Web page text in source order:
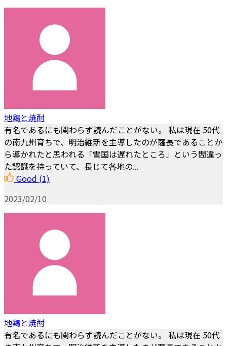
地鶏と焼酎
有名であるにも関わらず読んだことがない。 私は現在 50代
の南九州育ちで、明治維新を主導したのが薩長であることか
ら導かれたと思われる「雪国は遅れたところ」という間違っ
た認識を持っていて、長じて各地の...
Good (1)
2023/02/10
地鶏と焼酎
有名であるにも関わらず読んだことがない。 私は現在 50代